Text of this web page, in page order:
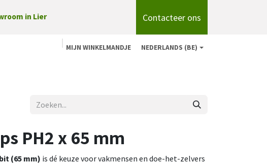
in Lier Contacteer ons
MIJN WINKELMANDJE NEDERLANDS (BE)
PH2 x 65 mm
(65 mm) is dé keuze voor vakmensen en doe-het-zelvers